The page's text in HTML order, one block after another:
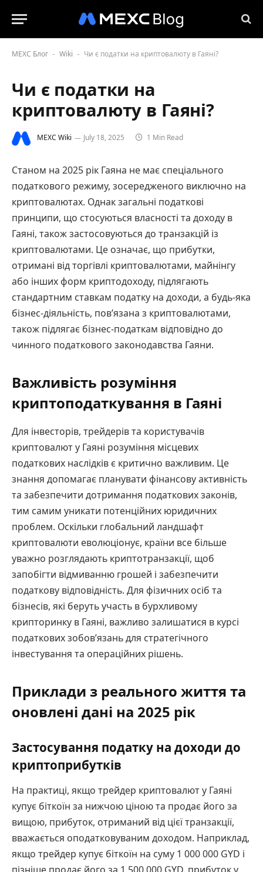
MEXC Блог - Wiki - Чи є податки на криптовалюту в Гаяні?
Чи є податки на
криптовалюту в Гаяні?
MEXC Wiki July 18, 2025 1 Min Read
Станом на 2025 рік Гаяна не має спеціального
податкового режиму, зосередженого виключно на
криптовалютах. Однак загальні податкові
принципи, що стосуються власності та доходу в
Гаяні, також застосовуються до транзакцій із
криптовалютами. Це означає, що прибутки,
отримані від торгівлі криптовалютами, майнінгу
або інших форм криптодоходу, підлягають
стандартним ставкам податку на доходи, а будь-яка
бізнес-діяльність, пов’язана з криптовалютами,
також підлягає бізнес-податкам відповідно до
чинного податкового законодавства Гаяни.
Важливість розуміння
криптоподаткування в Гаяні
Для інвесторів, трейдерів та користувачів
криптовалют у Гаяні розуміння місцевих
податкових наслідків є критично важливим. Це
знання допомагає планувати фінансову активність
та забезпечити дотримання податкових законів,
тим самим уникати потенційних юридичних
проблем. Оскільки глобальний ландшафт
криптовалюти еволюціонує, країни все більше
уважно розглядають криптотранзакції, щоб
запобігти відмиванню грошей і забезпечити
податкову відповідність. Для фізичних осіб та
бізнесів, які беруть участь в бурхливому
крипторинку в Гаяні, важливо залишатися в курсі
податкових зобов’язань для стратегічного
інвестування та операційних рішень.
Приклади з реального життя та
оновлені дані на 2025 рік
Застосування податку на доходи до
криптоприбутків
На практиці, якщо трейдер криптовалют у Гаяні
купує біткоїн за нижчою ціною та продає його за
вищою, прибуток, отриманий від цієї транзакції,
вважається оподатковуваним доходом. Наприклад,
якщо трейдер купує біткоїн на суму 1 000 000 GYD і